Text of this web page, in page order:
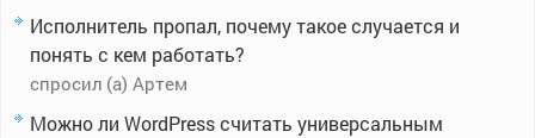
Исполнитель пропал, почему такое случается и
понять с кем работать?
спросил (а) Артем
Можно ли WordPress считать универсальным